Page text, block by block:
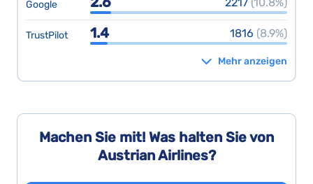
Google
TrustPilot 1.4 1816 (8.9%)
Mehr anzeigen
Machen Sie mit! Was halten Sie von
Austrian Airlines?